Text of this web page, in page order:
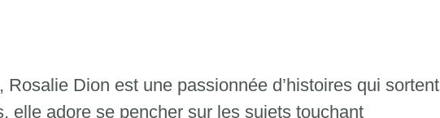
Dion est une passionnée d’histoires qui sortent
elle adore se pencher sur les sujets touchant